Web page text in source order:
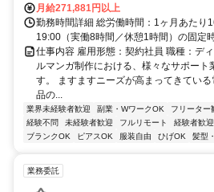
月給271,881円以上
勤務時間詳細 総労働時間：1ヶ月あたり
19:00（実働8時間／休憩1時間）の固定
仕事内容 雇用形態：契約社員 職種：デ
ルマンガ制作における、様々なサポート
す。 ますますニーズが高まってきてい
品の...
業界未経験者歓迎 副業・WワークOK フリーター
経験不問
未経験者歓迎 フルリモート 経験者歓迎
ブランクOK
ピアスOK 服装自由 ひげOK 髪型
業務委託